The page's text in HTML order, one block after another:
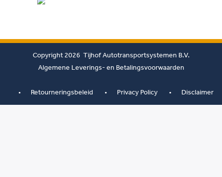
Copyright 2026 Tijhof Autotransportsystemen B.V.
Algemene Leverings- en Betalingsvoorwaarden
Retourneringsbeleid Privacy Policy Disclaimer